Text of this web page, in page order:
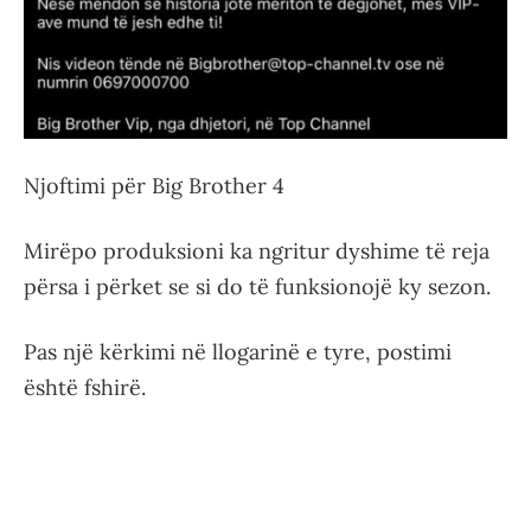
Njoftimi për Big Brother 4
Mirëpo produksioni ka ngritur dyshime të reja
përsa i përket se si do të funksionojë ky sezon.
Pas një kërkimi në llogarinë e tyre, postimi
është fshirë.